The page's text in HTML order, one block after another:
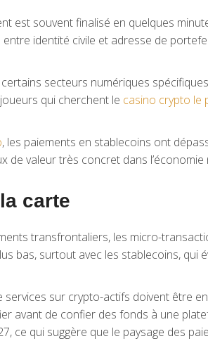
est souvent finalisé en quelques
identité civile et adresse de
secteurs numériques
qui cherchent le casino crypto le
, les paiements en stablecoins ont
de valeur très concret dans
carte
transfrontaliers, les micro-
bas, surtout avec les stablecoins, qui
sur crypto-actifs doivent être
avant de confier des fonds à une
ce qui suggère que le paysage des